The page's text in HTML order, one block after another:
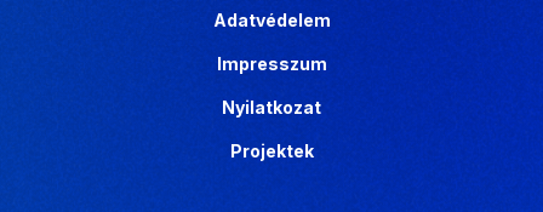
Adatvédelem
Impresszum
Nyilatkozat
Projektek